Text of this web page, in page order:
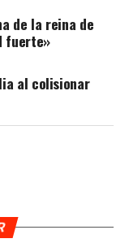
de la reina de
fuerte»
al colisionar